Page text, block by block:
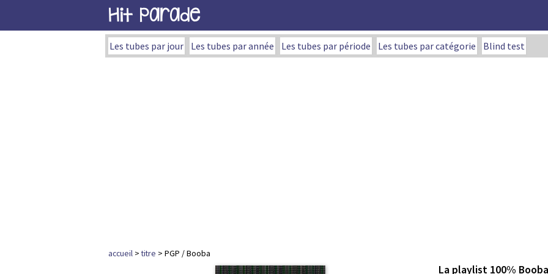
Hit Parade
Les tubes par jour Les tubes par année Les tubes par période Les tubes par catégorie Blind test
accueil >titre > PGP / Booba
La playlist 100% Booba